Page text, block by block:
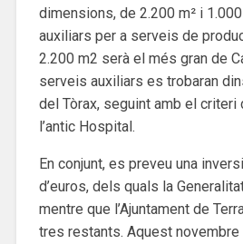
dimensions, de 2.200 m² i
auxiliars per a serveis de
2.200 m2 serà el més gran de
serveis auxiliars es trobaran
del Tòrax, seguint amb el criteri
l’antic Hospital.
En conjunt, es preveu una
d’euros, dels quals la
mentre que l’Ajuntament de
tres restants. Aquest